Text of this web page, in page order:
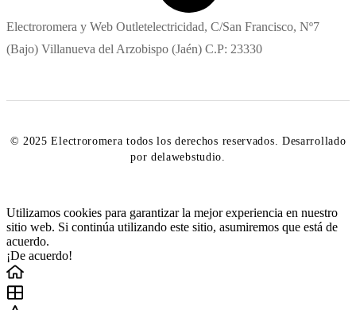
Electroromera y Web Outletelectricidad, C/San Francisco, Nº7
(Bajo) Villanueva del Arzobispo (Jaén) C.P: 23330
© 2025 Electroromera todos los derechos reservados. Desarrollado
por delawebstudio.
Utilizamos cookies para garantizar la mejor experiencia en nuestro
sitio web. Si continúa utilizando este sitio, asumiremos que está de
acuerdo.
¡De acuerdo!